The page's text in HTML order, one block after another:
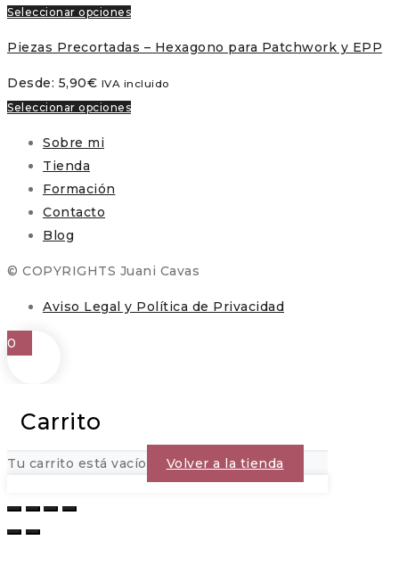
Seleccionar opciones
Piezas Precortadas – Hexagono para Patchwork y EPP
Desde: 5,90€ IVA incluido
Seleccionar opciones
Sobre mi
Tienda
Formación
Contacto
Blog
© COPYRIGHTS Juani Cavas
Aviso Legal y Política de Privacidad
0
Carrito
Tu carrito está vacío Volver a la tienda